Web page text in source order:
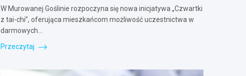
W Murowanej Goślinie rozpoczyna się nowa inicjatywa „Czwartki
z tai-chi”, oferująca mieszkańcom możliwość uczestnictwa w
darmowych…
Przeczytaj